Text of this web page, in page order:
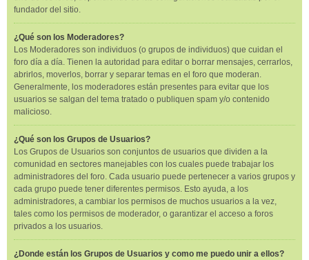
fundador del sitio.
¿Qué son los Moderadores?
Los Moderadores son individuos (o grupos de individuos) que cuidan el
foro día a día. Tienen la autoridad para editar o borrar mensajes, cerrarlos,
abrirlos, moverlos, borrar y separar temas en el foro que moderan.
Generalmente, los moderadores están presentes para evitar que los
usuarios se salgan del tema tratado o publiquen spam y/o contenido
malicioso.
¿Qué son los Grupos de Usuarios?
Los Grupos de Usuarios son conjuntos de usuarios que dividen a la
comunidad en sectores manejables con los cuales puede trabajar los
administradores del foro. Cada usuario puede pertenecer a varios grupos y
cada grupo puede tener diferentes permisos. Esto ayuda, a los
administradores, a cambiar los permisos de muchos usuarios a la vez,
tales como los permisos de moderador, o garantizar el acceso a foros
privados a los usuarios.
¿Donde están los Grupos de Usuarios y como me puedo unir a ellos?